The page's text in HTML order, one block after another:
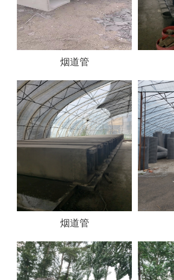
烟道管
烟道管